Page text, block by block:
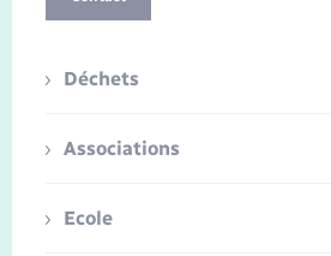
Déchets
Associations
Ecole